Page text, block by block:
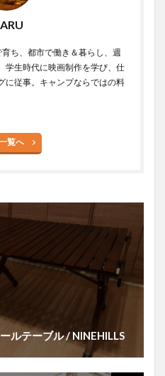
ち、都市で働き＆暮らし、週
学生時代に映画制作を学び、仕
に従事。キャンプならではの料
覧へ
ルテーブル / NINEHILLS